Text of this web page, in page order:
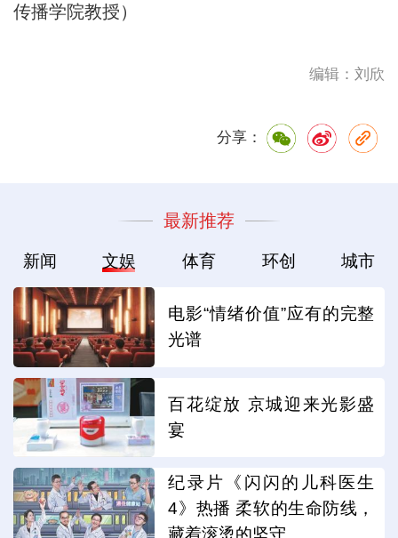
传播学院教授）
编辑：刘欣
分享：
最新推荐
新闻 文娱 体育 环创 城市
电影“情绪价值”应有的完整
光谱
百花绽放 京城迎来光影盛
宴
纪录片《闪闪的儿科医生
4》热播 柔软的生命防线，
藏着滚烫的坚守